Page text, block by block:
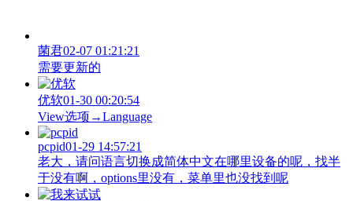
菌君02-07 01:21:21
需要更新的
优软01-30 00:20:54
View‌选项→Language
pcpid01-29 14:57:21
老大，请问语言切换成简体中文在哪里设备的呢，找半
于没有啊，options里没有，菜单里也没找到呢